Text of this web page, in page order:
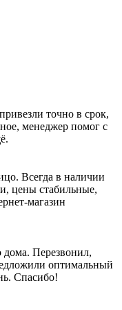
точно в срок,
менеджер помог с
Всегда в наличии
цены стабильные,
магазин
дома. Перезвонил,
оптимальный
Спасибо!